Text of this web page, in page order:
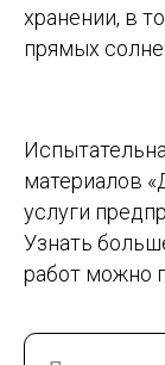
хранении, в
прямых
материалов
услуги
Узнать
работ можно